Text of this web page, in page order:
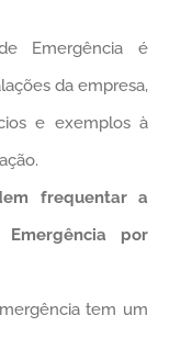
Emergência é
da empresa,
e exemplos à
frequentar a
por
tem um